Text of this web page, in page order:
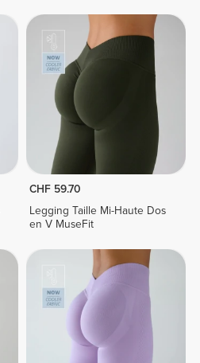
CHF 59.70
Legging Taille Mi-Haute Dos
en V MuseFit